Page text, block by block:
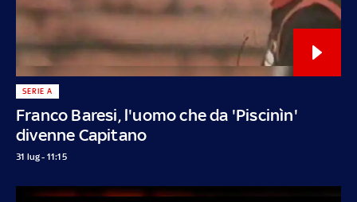
Franco Baresi, l'uomo che da 'Piscinìn'
divenne Capitano
SERIE A
31 lug - 11:15